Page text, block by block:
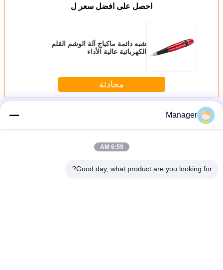
احصل على افضل سعر ل
شبه دائمة ماكياج آلة الوشم القلم
الكهربائية عالية الأداء
محادثة
أكثرآلة الوشم التجميل
Manager
6:59 AM
Good day, what product are you looking for?